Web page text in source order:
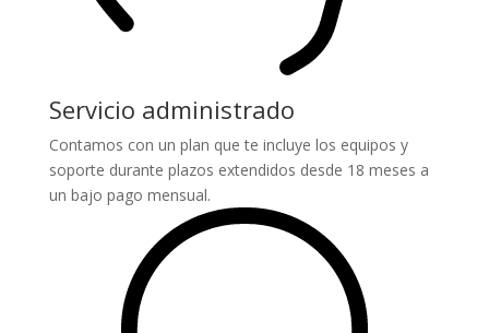
Servicio administrado
Contamos con un plan que te incluye los equipos y
soporte durante plazos extendidos desde 18 meses a
un bajo pago mensual.